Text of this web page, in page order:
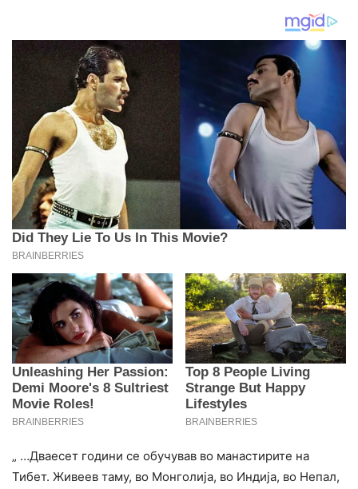
„ …Дваесет години се обучував во манастирите на
Тибет. Живеев таму, во Монголија, во Индија, во Непал,